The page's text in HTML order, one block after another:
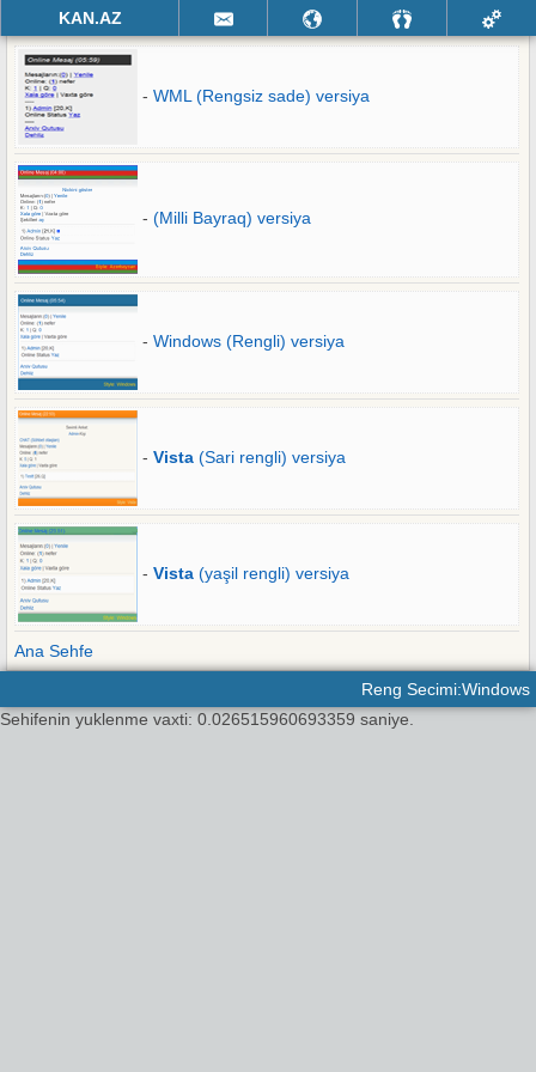
KAN.AZ
- WML (Rengsiz sade) versiya
- (Milli Bayraq) versiya
- Windows (Rengli) versiya
- Vista (Sari rengli) versiya
- Vista (yaşil rengli) versiya
Ana Sehfe
Reng Secimi:Windows
Sehifenin yuklenme vaxti: 0.026515960693359 saniye.